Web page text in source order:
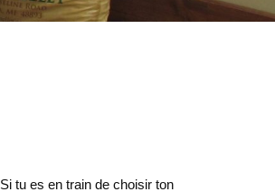
tu es en train de choisir ton